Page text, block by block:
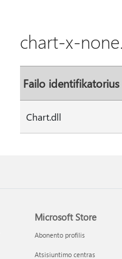
chart-x-
Failo identifikatorius
Chart.dll
Microsoft Store
Abonento profilis
Atsisiuntimo centras